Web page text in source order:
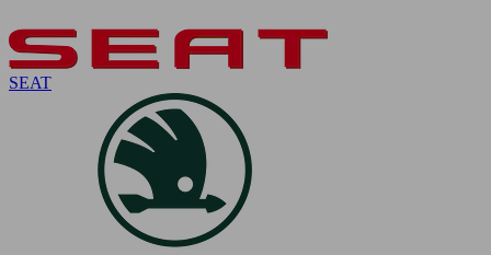
SEAT